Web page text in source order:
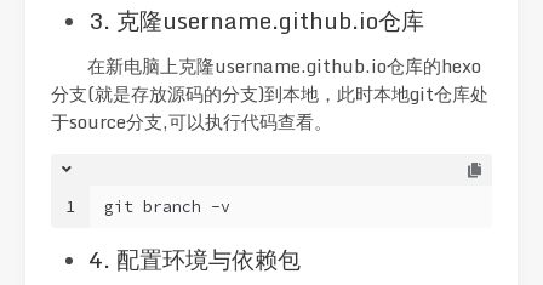
3. 克隆username.github.io仓库
在新电脑上克隆username.github.io仓库的hexo
分支(就是存放源码的分支)到本地，此时本地git仓库处
于source分支,可以执行代码查看。
1 git branch -v
4. 配置环境与依赖包